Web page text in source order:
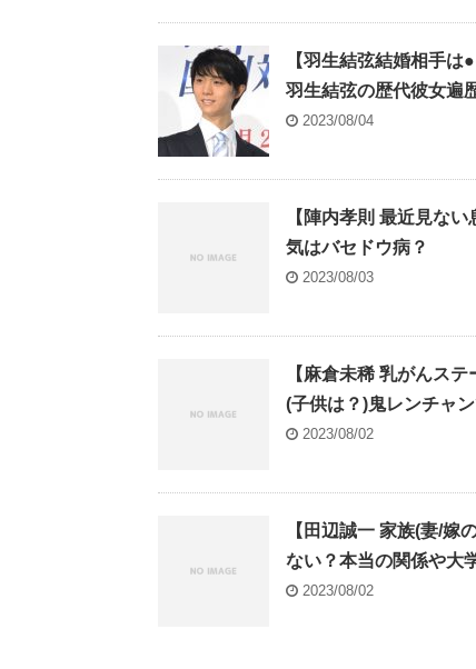
【羽生結弦結婚相手は
羽生結弦の歴代彼女遍
2023/08/04
【陣内孝則 最近見な
気はバセドウ病？
2023/08/03
【麻倉未稀 乳がんス
(子供は？)鬼レンチャ
2023/08/02
【田辺誠一 家族(妻/嫁
ない？本当の関係や大
2023/08/02